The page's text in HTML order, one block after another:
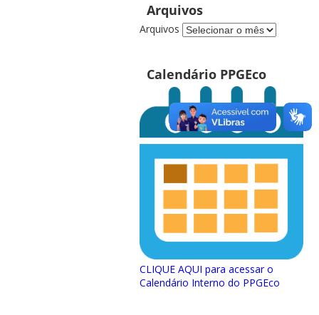
Arquivos
Arquivos
Calendário PPGEco
CLIQUE AQUI para acessar o
Calendário Interno do PPGEco